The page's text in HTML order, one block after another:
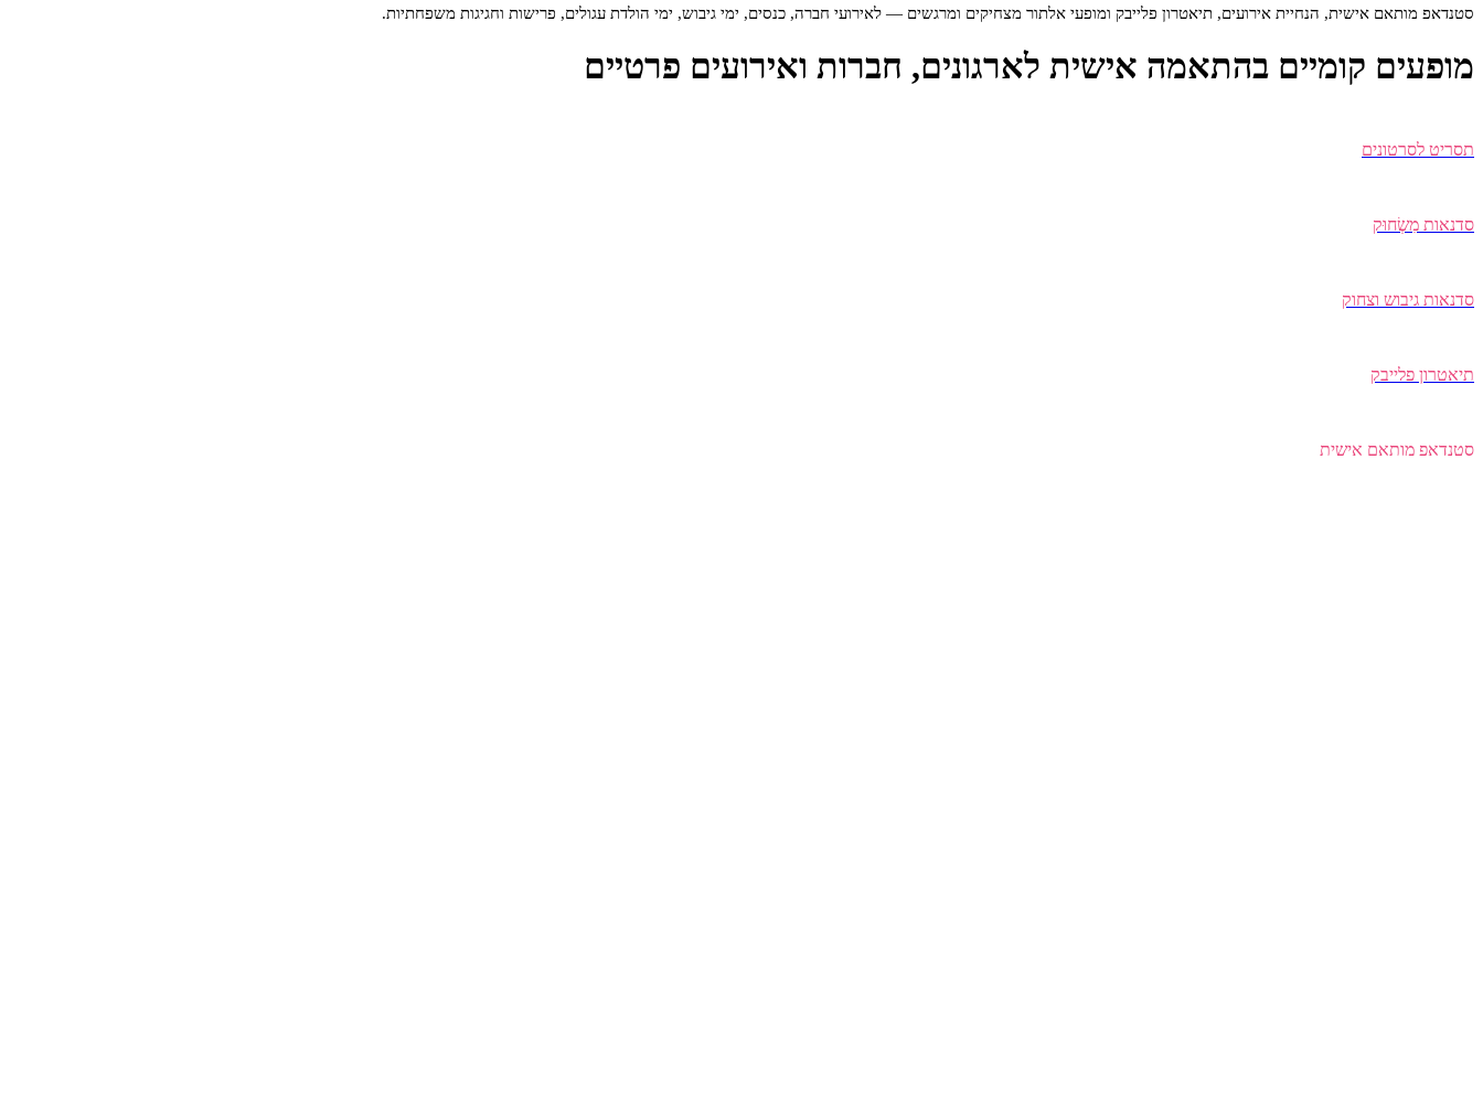
סטנדאפ מותאם אישית, הנחיית אירועים, תיאטרון פלייבק ומופעי אלתור מצחיקים ומרגשים — לאירועי חברה, כנסים, ימי גיבוש, ימי הולדת עגולים, פרישות וחגיגות משפחתיות.
מופעים קומיים בהתאמה אישית לארגונים, חברות ואירועים פרטיים
תסריט לסרטונים
סדנאות מִשְׂחוּק
סדנאות גיבוש וצחוק
תיאטרון פלייבק
סטנדאפ מותאם אישית